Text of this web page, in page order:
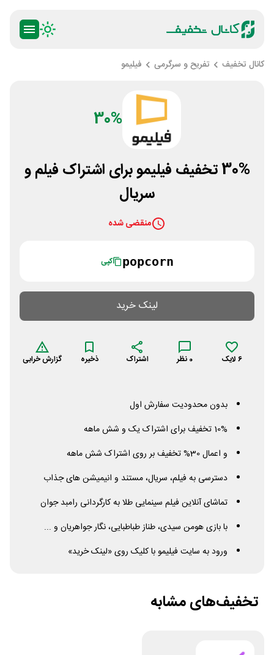
کانال تخفیف تفریح و سرگرمی فیلیمو
30%
30% تخفیف فیلیمو برای اشتراک فیلم و
سریال
منقضی شده
popcorn کپی
لینک خرید
6 لایک 0 نظر اشتراک ذخیره گزارش خرابی
بدون محدودیت سفارش اول
10% تخفیف برای اشتراک یک و شش ماهه
و اعمال 30% تخفیف بر روی اشتراک شش ماهه
دسترسی به فیلم، سریال، مستند و انیمیشن های جذاب
تماشای آنلاین فیلم سینمایی طلا به کارگردانی رامبد جوان
با بازی هومن سیدی، طناز طباطبایی، نگار جواهریان و ...
ورود به سایت فیلیمو با کلیک روی «لینک خرید»
تخفیف‌های مشابه